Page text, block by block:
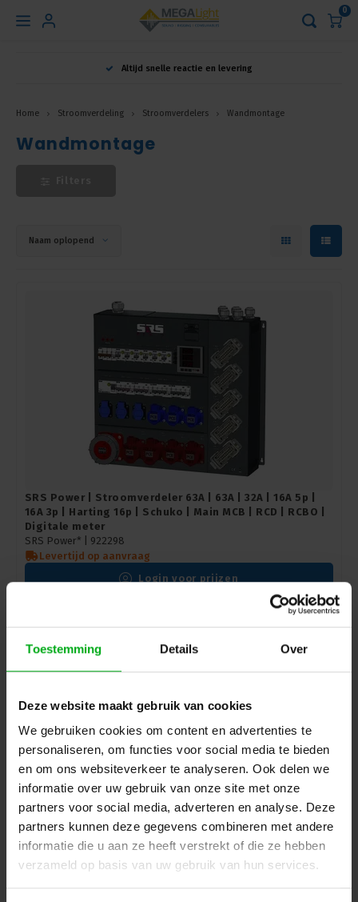
Toestemming Details Over
Deze website maakt gebruik van cookies
We gebruiken cookies om content en advertenties te
personaliseren, om functies voor social media te bieden
en om ons websiteverkeer te analyseren. Ook delen we
informatie over uw gebruik van onze site met onze
partners voor social media, adverteren en analyse. Deze
partners kunnen deze gegevens combineren met andere
informatie die u aan ze heeft verstrekt of die ze hebben
verzameld op basis van uw gebruik van hun services.
Hoofdmenu
Nederlands
Français
0
Altijd snelle reactie en levering
Home Stroomverdeling Stroomverdelers Wandmontage
Wandmontage
Naam oplopend
SRS Power | Stroomverdeler 63A | 63A | 32A | 16A 5p |
16A 3p | Harting 16p | Schuko | Main MCB | RCD | RCBO |
Digitale meter
SRS Power* | 922298
Levertijd op aanvraag
Login voor prijzen
SRS Power | Stroomverdeler 63A | 63A | 32A | 16A 5p |
Schuko | Main MCB | RCD | RCBO | Digitale meter
Levertijd op aanvraag